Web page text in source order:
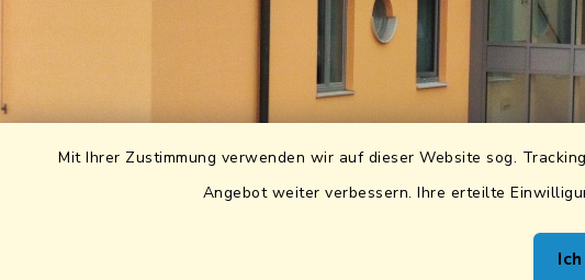
Mit Ihrer Zustimmung verwenden wir auf dieser Website sog.
Angebot weiter verbessern. Ihre erteilte